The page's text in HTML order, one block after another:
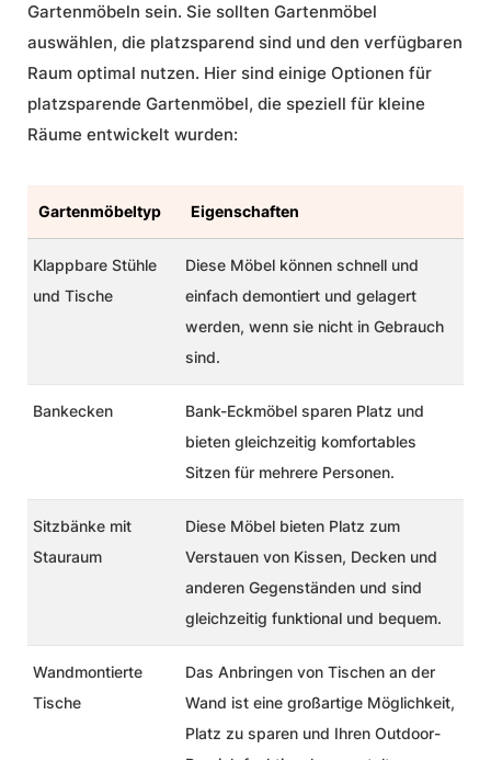
Gartenmöbeln sein. Sie sollten Gartenmöbel
auswählen, die platzsparend sind und den verfügbaren
Raum optimal nutzen. Hier sind einige Optionen für
platzsparende Gartenmöbel, die speziell für kleine
Räume entwickelt wurden:
Gartenmöbeltyp Eigenschaften
Klappbare Stühle
und Tische
Diese Möbel können schnell und
einfach demontiert und gelagert
werden, wenn sie nicht in Gebrauch
sind.
Bankecken
Bank-Eckmöbel sparen Platz und
bieten gleichzeitig komfortables
Sitzen für mehrere Personen.
Sitzbänke mit
Stauraum
Diese Möbel bieten Platz zum
Verstauen von Kissen, Decken und
anderen Gegenständen und sind
gleichzeitig funktional und bequem.
Wandmontierte
Tische
Das Anbringen von Tischen an der
Wand ist eine großartige Möglichkeit,
Platz zu sparen und Ihren Outdoor-